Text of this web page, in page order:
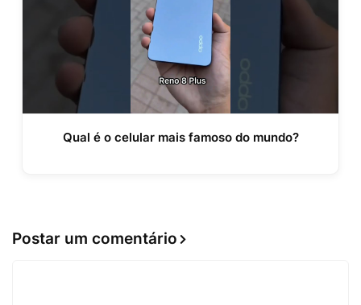
Qual é o celular mais famoso do mundo?
Postar um comentário